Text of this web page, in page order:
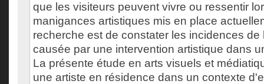
que les visiteurs peuvent vivre ou ressentir
manigances artistiques mis en place
recherche est de constater les incidences de
causée par une intervention artistique dans
La présente étude en arts visuels et
une artiste en résidence dans un contexte